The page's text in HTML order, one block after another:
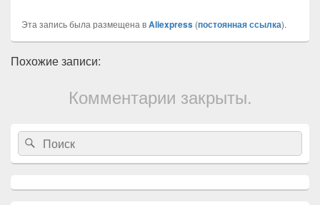
Эта запись была размещена вAliexpress (постоянная ссылка).
Похожие записи:
Комментарии закрыты.
Область
основной
боковой
панели
Search
for:
Search